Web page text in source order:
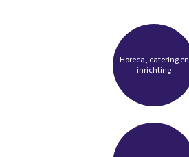
Horeca, catering en
inrichting